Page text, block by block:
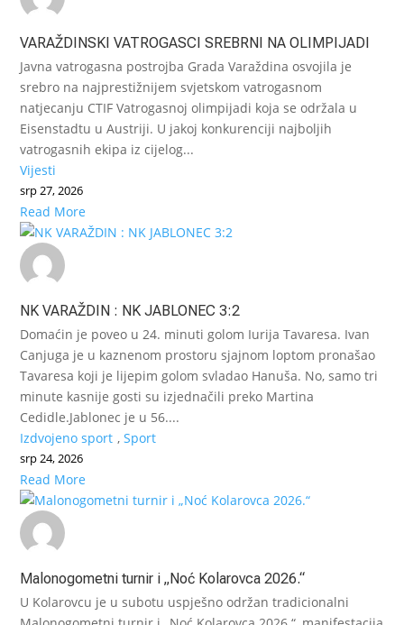
VARAŽDINSKI VATROGASCI SREBRNI NA OLIMPIJADI
Javna vatrogasna postrojba Grada Varaždina osvojila je
srebro na najprestižnijem svjetskom vatrogasnom
natjecanju CTIF Vatrogasnoj olimpijadi koja se održala u
Eisenstadtu u Austriji. U jakoj konkurenciji najboljih
vatrogasnih ekipa iz cijelog...
Vijesti
srp 27, 2026
Read More
NK VARAŽDIN : NK JABLONEC 3:2
Domaćin je poveo u 24. minuti golom Iurija Tavaresa. Ivan
Canjuga je u kaznenom prostoru sjajnom loptom pronašao
Tavaresa koji je lijepim golom svladao Hanuša. No, samo tri
minute kasnije gosti su izjednačili preko Martina
Cedidle.Jablonec je u 56....
Izdvojeno sport ,Sport
srp 24, 2026
Read More
Malonogometni turnir i „Noć Kolarovca 2026.“
U Kolarovcu je u subotu uspješno održan tradicionalni